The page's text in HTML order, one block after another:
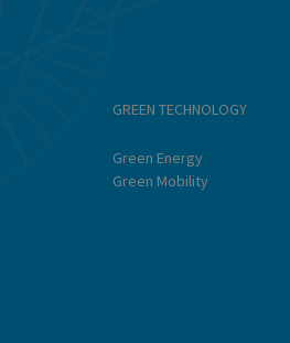
GREEN TECHNOLOGY
Green Energy
Green Mobility